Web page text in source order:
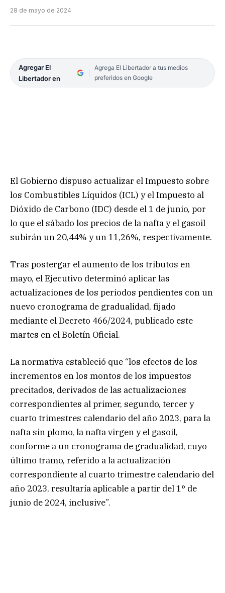
28 de mayo de 2024
Agregar El
Libertador en
Agrega El Libertador a tus medios
preferidos en Google
El Gobierno dispuso actualizar el Impuesto sobre
los Combustibles Líquidos (ICL) y el Impuesto al
Dióxido de Carbono (IDC) desde el 1 de junio, por
lo que el sábado los precios de la nafta y el gasoil
subirán un 20,44% y un 11,26%, respectivamente.
Tras postergar el aumento de los tributos en
mayo, el Ejecutivo determinó aplicar las
actualizaciones de los periodos pendientes con un
nuevo cronograma de gradualidad, fijado
mediante el Decreto 466/2024, publicado este
martes en el Boletín Oficial.
La normativa estableció que “los efectos de los
incrementos en los montos de los impuestos
precitados, derivados de las actualizaciones
correspondientes al primer, segundo, tercer y
cuarto trimestres calendario del año 2023, para la
nafta sin plomo, la nafta virgen y el gasoil,
conforme a un cronograma de gradualidad, cuyo
último tramo, referido a la actualización
correspondiente al cuarto trimestre calendario del
año 2023, resultaría aplicable a partir del 1° de
junio de 2024, inclusive”.